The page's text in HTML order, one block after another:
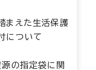
まえた生活保護
について
源の指定袋に関